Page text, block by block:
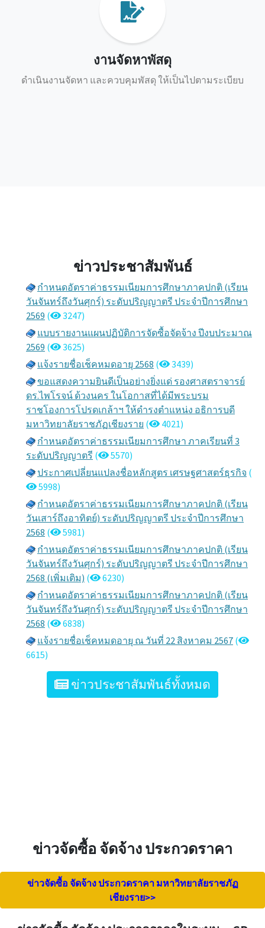
งานจัดหาพัสดุ
ดำเนินงานจัดหา และควบคุมพัสดุ ให้เป็นไปตามระเบียบ
ข่าวประชาสัมพันธ์
กำหนดอัตราค่าธรรมเนียมการศึกษาภาคปกติ (เรียน
วันจันทร์ถึงวันศุกร์) ระดับปริญญาตรี ประจำปีการศึกษา
2569 (
3247)
แบบรายงานแผนปฏิบัติการจัดซื้อจัดจ้าง ปีงบประมาณ
2569 (
3625)
แจ้งรายชื่อเช็คหมดอายุ 2568 (
3439)
ขอแสดงความยินดีเป็นอย่างยิ่งแด่ รองศาสตราจารย์
ดร.ไพโรจน์ ด้วงนคร ในโอกาสที่ได้มีพระบรม
ราชโองการโปรดเกล้าฯ ให้ดำรงตำแหน่ง อธิการบดี
มหาวิทยาลัยราชภัฏเชียงราย (
4021)
กำหนดอัตราค่าธรรมเนียมการศึกษา ภาคเรียนที่ 3
ระดับปริญญาตรี (
5570)
ประกาศเปลี่ยนแปลงชื่อหลักสูตร เศรษฐศาสตร์ธุรกิจ (
5998)
กำหนดอัตราค่าธรรมเนียมการศึกษาภาคปกติ (เรียน
วันเสาร์ถึงอาทิตย์) ระดับปริญญาตรี ประจำปีการศึกษา
2568 (
5981)
กำหนดอัตราค่าธรรมเนียมการศึกษาภาคปกติ (เรียน
วันจันทร์ถึงวันศุกร์) ระดับปริญญาตรี ประจำปีการศึกษา
2568 (เพิ่มเติม) (
6230)
กำหนดอัตราค่าธรรมเนียมการศึกษาภาคปกติ (เรียน
วันจันทร์ถึงวันศุกร์) ระดับปริญญาตรี ประจำปีการศึกษา
2568 (
6838)
แจ้งรายชื่อเช็คหมดอายุ ณ วันที่ 22 สิงหาคม 2567 (
6615)
ข่าวประชาสัมพันธ์ทั้งหมด
ข่าวจัดซื้อ จัดจ้าง ประกวดราคา
ข่าวจัดซื้อ จัดจ้าง ประกวดราคา มหาวิทยาลัยราชภัฏ
เชียงราย>>